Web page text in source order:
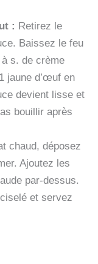
: Retirez le
Baissez le feu
s. de crème
jaune d’œuf en
devient lisse et
bouillir après
chaud, déposez
Ajoutez les
par-dessus.
et servez